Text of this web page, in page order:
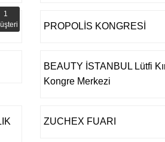
1
PROPOLİS KONGRESİ
BEAUTY İSTANBUL Lütfi
Kongre Merkezi
ZUCHEX FUARI